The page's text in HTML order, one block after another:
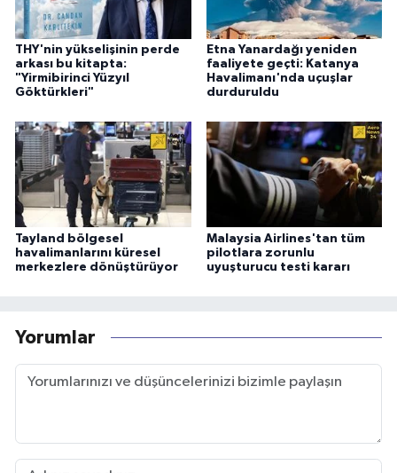
THY'nin yükselişinin perde
arkası bu kitapta:
"Yirmibirinci Yüzyıl
Göktürkleri"
Etna Yanardağı yeniden
faaliyete geçti: Katanya
Havalimanı'nda uçuşlar
durduruldu
Tayland bölgesel
havalimanlarını küresel
merkezlere dönüştürüyor
Malaysia Airlines'tan tüm
pilotlara zorunlu
uyuşturucu testi kararı
Yorumlar